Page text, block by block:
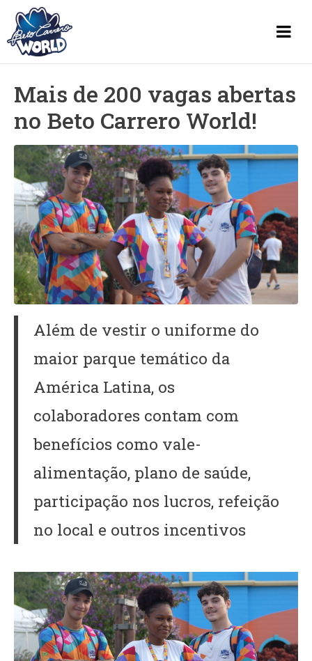
Mais de 200 vagas abertas
no Beto Carrero World!
Além de vestir o uniforme do
maior parque temático da
América Latina, os
colaboradores contam com
benefícios como vale-
alimentação, plano de saúde,
participação nos lucros, refeição
no local e outros incentivos